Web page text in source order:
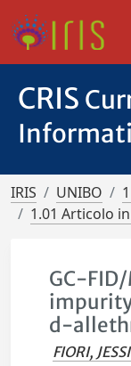
CRIS
IRIS UNIBO
1.01 Articolo
GC-
d-
FIORI,